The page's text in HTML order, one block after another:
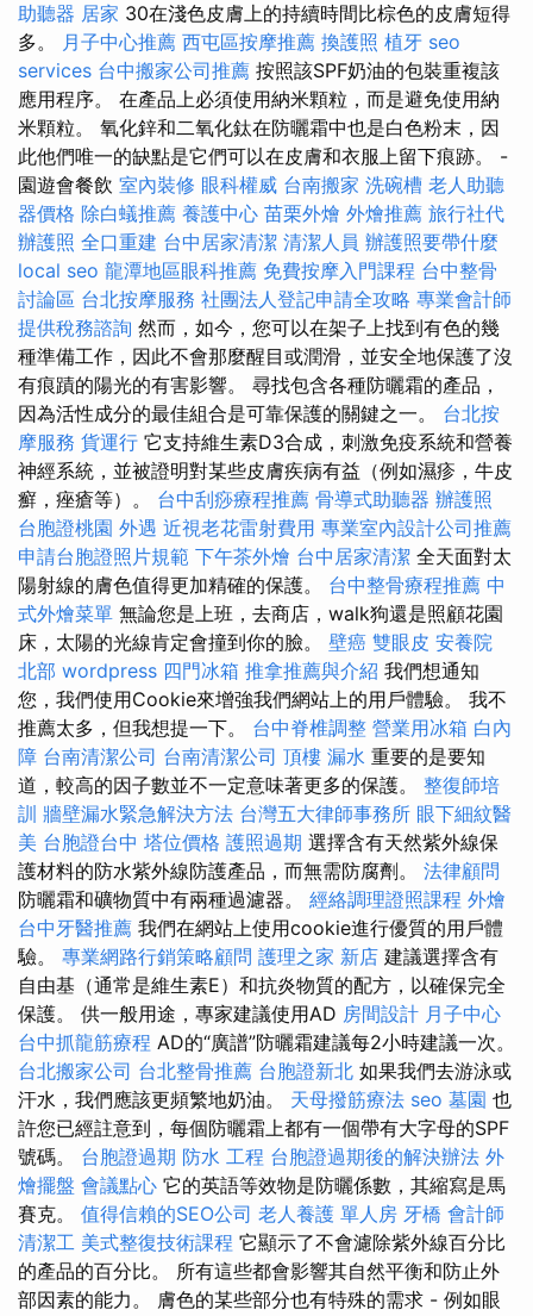
助聽器 居家 30在淺色皮膚上的持續時間比棕色的皮膚短得
多。 月子中心推薦 西屯區按摩推薦 換護照 植牙 seo
services 台中搬家公司推薦 按照該SPF奶油的包裝重複該
應用程序。 在產品上必須使用納米顆粒，而是避免使用納
米顆粒。 氧化鋅和二氧化鈦在防曬霜中也是白色粉末，因
此他們唯一的缺點是它們可以在皮膚和衣服上留下痕跡。 -
園遊會餐飲 室內裝修 眼科權威 台南搬家 洗碗槽 老人助聽
器價格 除白蟻推薦 養護中心 苗栗外燴 外燴推薦 旅行社代
辦護照 全口重建 台中居家清潔 清潔人員 辦護照要帶什麼
local seo 龍潭地區眼科推薦 免費按摩入門課程 台中整骨
討論區 台北按摩服務 社團法人登記申請全攻略 專業會計師
提供稅務諮詢 然而，如今，您可以在架子上找到有色的幾
種準備工作，因此不會那麼醒目或潤滑，並安全地保護了沒
有痕蹟的陽光的有害影響。 尋找包含各種防曬霜的產品，
因為活性成分的最佳組合是可靠保護的關鍵之一。 台北按
摩服務 貨運行 它支持維生素D3合成，刺激免疫系統和營養
神經系統，並被證明對某些皮膚疾病有益（例如濕疹，牛皮
癬，痤瘡等）。 台中刮痧療程推薦 骨導式助聽器 辦護照
台胞證桃園 外遇 近視老花雷射費用 專業室內設計公司推薦
申請台胞證照片規範 下午茶外燴 台中居家清潔 全天面對太
陽射線的膚色值得更加精確的保護。 台中整骨療程推薦 中
式外燴菜單 無論您是上班，去商店，walk狗還是照顧花園
床，太陽的光線肯定會撞到你的臉。 壁癌 雙眼皮 安養院
北部 wordpress 四門冰箱 推拿推薦與介紹 我們想通知
您，我們使用Cookie來增強我們網站上的用戶體驗。 我不
推薦太多，但我想提一下。 台中脊椎調整 營業用冰箱 白內
障 台南清潔公司 台南清潔公司 頂樓 漏水 重要的是要知
道，較高的因子數並不一定意味著更多的保護。 整復師培
訓 牆壁漏水緊急解決方法 台灣五大律師事務所 眼下細紋醫
美 台胞證台中 塔位價格 護照過期 選擇含有天然紫外線保
護材料的防水紫外線防護產品，而無需防腐劑。 法律顧問
防曬霜和礦物質中有兩種過濾器。 經絡調理證照課程 外燴
台中牙醫推薦 我們在網站上使用cookie進行優質的用戶體
驗。 專業網路行銷策略顧問 護理之家 新店 建議選擇含有
自由基（通常是維生素E）和抗炎物質的配方，以確保完全
保護。 供一般用途，專家建議使用AD 房間設計 月子中心
台中抓龍筋療程 AD的“廣譜”防曬霜建議每2小時建議一次。
台北搬家公司 台北整骨推薦 台胞證新北 如果我們去游泳或
汗水，我們應該更頻繁地奶油。 天母撥筋療法 seo 墓園 也
許您已經註意到，每個防曬霜上都有一個帶有大字母的SPF
號碼。 台胞證過期 防水 工程 台胞證過期後的解決辦法 外
燴擺盤 會議點心 它的英語等效物是防曬係數，其縮寫是馬
賽克。 值得信賴的SEO公司 老人養護 單人房 牙橋 會計師
清潔工 美式整復技術課程 它顯示了不會濾除紫外線百分比
的產品的百分比。 所有這些都會影響其自然平衡和防止外
部因素的能力。 膚色的某些部分也有特殊的需求 - 例如眼